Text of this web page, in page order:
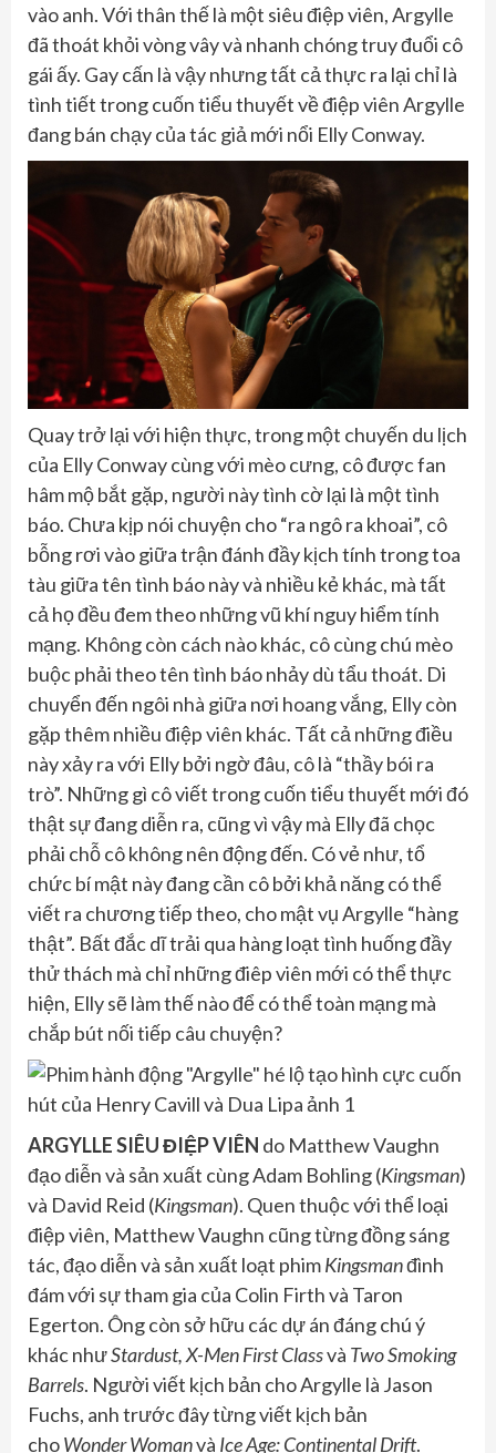
vào anh. Với thân thế là một siêu điệp viên, Argylle
đã thoát khỏi vòng vây và nhanh chóng truy đuổi cô
gái ấy. Gay cấn là vậy nhưng tất cả thực ra lại chỉ là
tình tiết trong cuốn tiểu thuyết về điệp viên Argylle
đang bán chạy của tác giả mới nổi Elly Conway.
Quay trở lại với hiện thực, trong một chuyến du lịch
của Elly Conway cùng với mèo cưng, cô được fan
hâm mộ bắt gặp, người này tình cờ lại là một tình
báo. Chưa kịp nói chuyện cho “ra ngô ra khoai”, cô
bỗng rơi vào giữa trận đánh đầy kịch tính trong toa
tàu giữa tên tình báo này và nhiều kẻ khác, mà tất
cả họ đều đem theo những vũ khí nguy hiểm tính
mạng. Không còn cách nào khác, cô cùng chú mèo
buộc phải theo tên tình báo nhảy dù tẩu thoát. Di
chuyển đến ngôi nhà giữa nơi hoang vắng, Elly còn
gặp thêm nhiều điệp viên khác. Tất cả những điều
này xảy ra với Elly bởi ngờ đâu, cô là “thầy bói ra
trò”. Những gì cô viết trong cuốn tiểu thuyết mới đó
thật sự đang diễn ra, cũng vì vậy mà Elly đã chọc
phải chỗ cô không nên động đến. Có vẻ như, tổ
chức bí mật này đang cần cô bởi khả năng có thể
viết ra chương tiếp theo, cho mật vụ Argylle “hàng
thật”. Bất đắc dĩ trải qua hàng loạt tình huống đầy
thử thách mà chỉ những điêp viên mới có thể thực
hiện, Elly sẽ làm thế nào để có thể toàn mạng mà
chắp bút nối tiếp câu chuyện?
ARGYLLE SIÊU ĐIỆP VIÊN do Matthew Vaughn
đạo diễn và sản xuất cùng Adam Bohling (Kingsman)
và David Reid (Kingsman). Quen thuộc với thể loại
điệp viên, Matthew Vaughn cũng từng đồng sáng
tác, đạo diễn và sản xuất loạt phimKingsmanđình
đám với sự tham gia của Colin Firth và Taron
Egerton. Ông còn sở hữu các dự án đáng chú ý
khác nhưStardust, X-Men First Classvà Two Smoking
Barrels. Người viết kịch bản cho Argylle là Jason
Fuchs, anh trước đây từng viết kịch bản
choWonder Womanvà Ice Age: Continental Drift.